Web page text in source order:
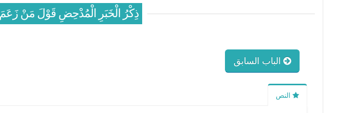
ذِكْرُ الْخَبَرِ الْمُدْحِضِ قَوْلَ مَنْ
الباب السابق
النص